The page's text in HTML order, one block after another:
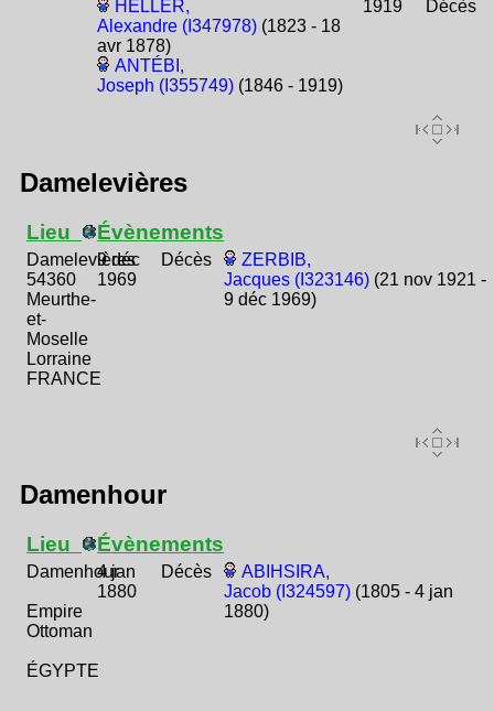
HELLER,
Alexandre (I347978) (1823 - 18
avr 1878)
1919 Décès
ANTÉBI,
Joseph (I355749) (1846 - 1919)
Damelevières
Lieu
Damelevières
54360
Meurthe-
et-
Moselle
Lorraine
FRANCE
Évènements
9 déc
1969
Décès
ZERBIB,
Jacques (I323146) (21 nov 1921 -
9 déc 1969)
Damenhour
Lieu
Damenhour
Empire
Ottoman
ÉGYPTE
Évènements
4 jan
1880
Décès
ABIHSIRA,
Jacob (I324597) (1805 - 4 jan
1880)